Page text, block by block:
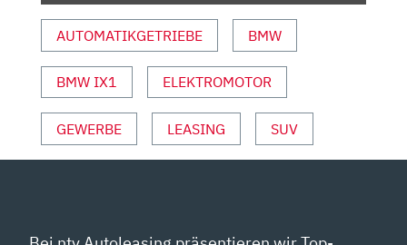
|
MIT
DENNIS
PETERMANN“
YOUTUBE
ANZEIGEN
AUTOMATIKGETRIEBE BMW
BMW IX1 ELEKTROMOTOR
GEWERBE LEASING SUV